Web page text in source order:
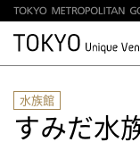
水族館
すみだ水